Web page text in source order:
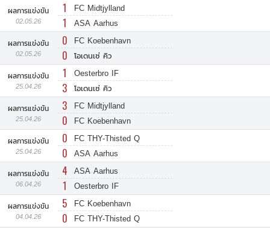
ผลการแข่งขัน
02.05.26
1 FC Midtjylland
1 ASA Aarhus
ผลการแข่งขัน
02.05.26
0 FC Koebenhavn
0 โอเดนเซ่ คิว
ผลการแข่งขัน
25.04.26
1 Oesterbro IF
3 โอเดนเซ่ คิว
ผลการแข่งขัน
25.04.26
3 FC Midtjylland
0 FC Koebenhavn
ผลการแข่งขัน
25.04.26
0 FC THY-Thisted Q
0 ASA Aarhus
ผลการแข่งขัน
06.04.26
4 ASA Aarhus
1 Oesterbro IF
ผลการแข่งขัน
04.04.26
5 FC Koebenhavn
0 FC THY-Thisted Q